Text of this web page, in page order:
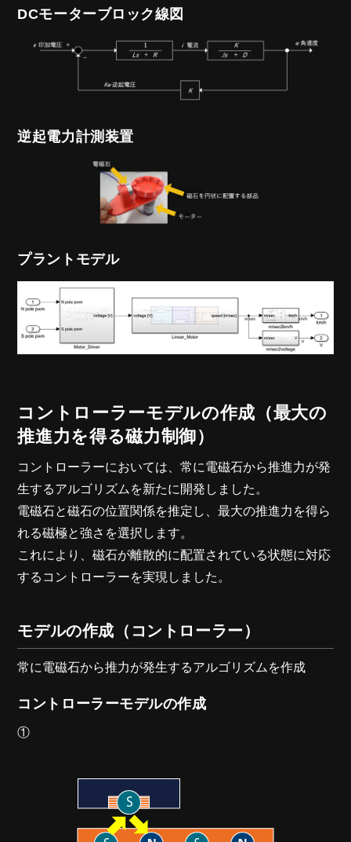
DCモーターブロック線図
逆起電力計測装置
プラントモデル
コントローラーモデルの作成（最大の
推進力を得る磁力制御）
コントローラーにおいては、常に電磁石から推進力が発
生するアルゴリズムを新たに開発しました。
電磁石と磁石の位置関係を推定し、最大の推進力を得ら
れる磁極と強さを選択します。
これにより、磁石が離散的に配置されている状態に対応
するコントローラーを実現しました。
モデルの作成（コントローラー）
常に電磁石から推力が発生するアルゴリズムを作成
コントローラーモデルの作成
①